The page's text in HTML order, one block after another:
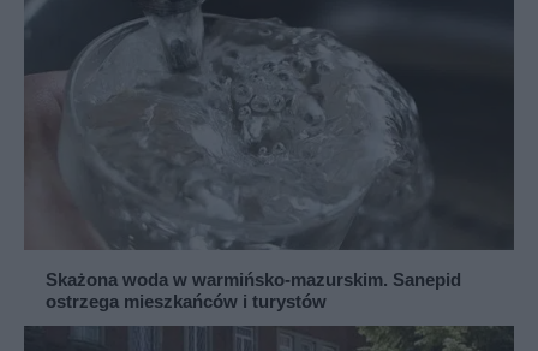
Skażona woda w warmińsko-mazurskim. Sanepid
ostrzega mieszkańców i turystów